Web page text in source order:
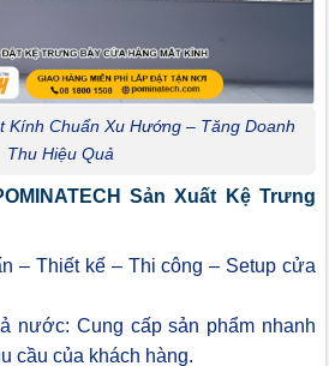
Kính Chuẩn Xu Hướng – Tăng Doanh
Thu Hiệu Quả
Sản Xuất Kệ Trưng
– Thiết kế – Thi công – Setup cửa
nước: Cung cấp sản phẩm nhanh
cầu của khách hàng.